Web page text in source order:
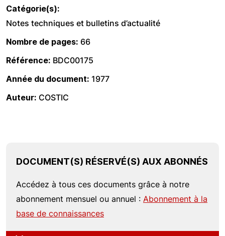
Catégorie(s)
Notes techniques et bulletins d’actualité
Nombre de pages 66
Référence BDC00175
Année du document 1977
Auteur COSTIC
DOCUMENT(S) RÉSERVÉ(S) AUX ABONNÉS
Accédez à tous ces documents grâce à notre
abonnement mensuel ou annuel : Abonnement à la
base de connaissances